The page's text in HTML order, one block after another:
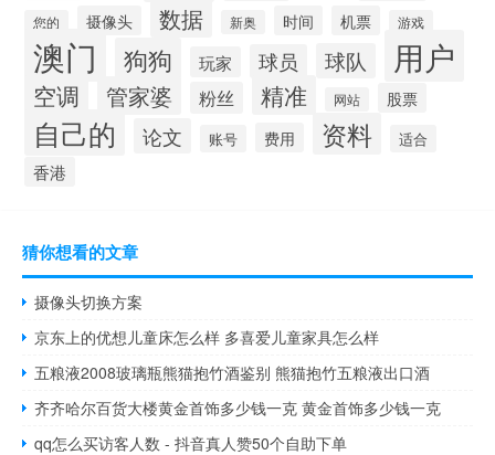
您的 摄像头 数据 新奥 时间 机票 游戏
澳门 狗狗 玩家 球员 球队 用户
空调 管家婆 粉丝 精准 网站 股票
自己的 论文 账号 费用 资料 适合
香港
猜你想看的文章
摄像头切换方案
京东上的优想儿童床怎么样 多喜爱儿童家具怎么样
五粮液2008玻璃瓶熊猫抱竹酒鉴别 熊猫抱竹五粮液出口酒
齐齐哈尔百货大楼黄金首饰多少钱一克 黄金首饰多少钱一克
qq怎么买访客人数 - 抖音真人赞50个自助下单